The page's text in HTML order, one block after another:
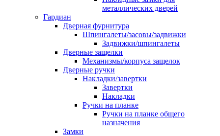
металлических дверей
Гардиан
Дверная фурнитура
Шпингалеты/засовы/задвижки
Задвижки/шпингалеты
Дверные защелки
Механизмы/корпуса защелок
Дверные ручки
Накладки/завертки
Завертки
Накладки
Ручки на планке
Ручки на планке общего
назначения
Замки